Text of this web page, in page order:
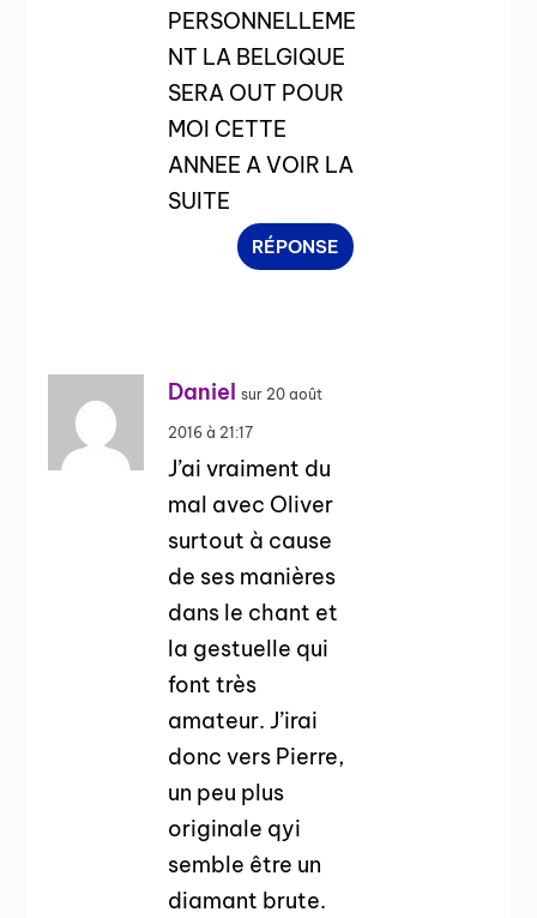
PERSONNELLEME
NT LA BELGIQUE
SERA OUT POUR
MOI CETTE
ANNEE A VOIR LA
SUITE
RÉPONSE
Daniel sur 20 août
2016 à 21:17
J’ai vraiment du
mal avec Oliver
surtout à cause
de ses manières
dans le chant et
la gestuelle qui
font très
amateur. J’irai
donc vers Pierre,
un peu plus
originale qyi
semble être un
diamant brute.